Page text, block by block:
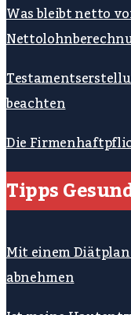
Was bleibt netto
beachten
Die
Tipps
Mit einem
abnehmen